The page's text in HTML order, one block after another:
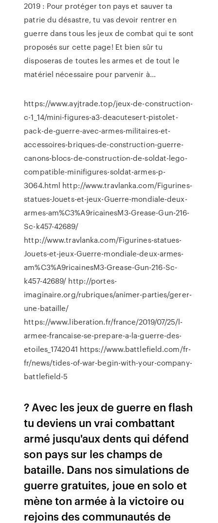
2019 : Pour protéger ton pays et sauver ta
patrie du désastre, tu vas devoir rentrer en
guerre dans tous les jeux de combat qui te sont
proposés sur cette page! Et bien sûr tu
disposeras de toutes les armes et de tout le
matériel nécessaire pour parvenir à...
https://www.ayjtrade.top/jeux-de-construction-
c-1_14/mini-figures-a3-deacutesert-pistolet-
pack-de-guerre-avec-armes-militaires-et-
accessoires-briques-de-construction-guerre-
canons-blocs-de-construction-de-soldat-lego-
compatible-minifigures-soldat-armes-p-
3064.html http://www.travlanka.com/Figurines-
statues-Jouets-et-jeux-Guerre-mondiale-deux-
armes-am%C3%A9ricainesM3-Grease-Gun-216-
Sc-k457-42689/
http://www.travlanka.com/Figurines-statues-
Jouets-et-jeux-Guerre-mondiale-deux-armes-
am%C3%A9ricainesM3-Grease-Gun-216-Sc-
k457-42689/ http://portes-
imaginaire.org/rubriques/animer-parties/gerer-
une-bataille/
https://www.liberation.fr/france/2019/07/25/l-
armee-francaise-se-prepare-a-la-guerre-des-
etoiles_1742041 https://www.battlefield.com/fr-
fr/news/tides-of-war-begin-with-your-company-
battlefield-5
? Avec les jeux de guerre en flash
tu deviens un vrai combattant
armé jusqu'aux dents qui défend
son pays sur les champs de
bataille. Dans nos simulations de
guerre gratuites, joue en solo et
mène ton armée à la victoire ou
rejoins des communautés de